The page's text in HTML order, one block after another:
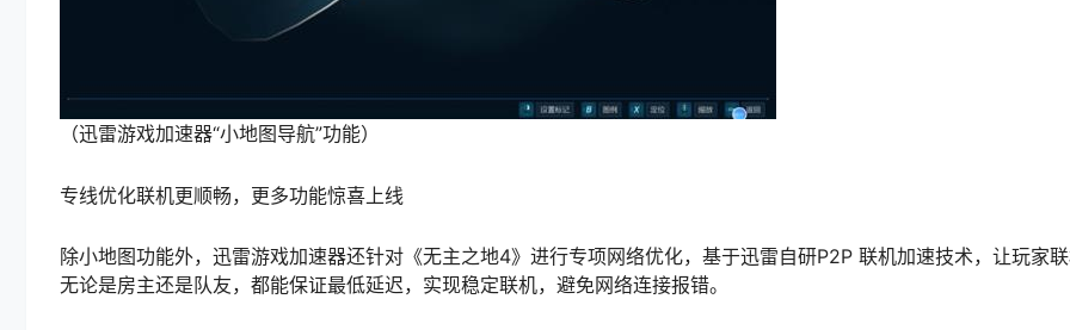
（迅雷游戏加速器“小地图导航”功能）
专线优化联机更顺畅，更多功能惊喜上线
除小地图功能外，迅雷游戏加速器还针对《无主之地4》进行专项网络优化，基于迅雷自研P2P 联机加速技术，让玩家联
无论是房主还是队友，都能保证最低延迟，实现稳定联机，避免网络连接报错。